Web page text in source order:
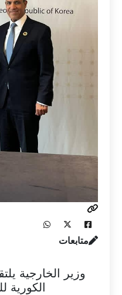
متابعات
وزير الخارجية
الكورية